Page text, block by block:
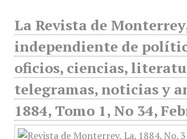
La Revista de
independiente de
oficios, ciencias,
telegramas, noticias y
1884, Tomo 1, No 34,